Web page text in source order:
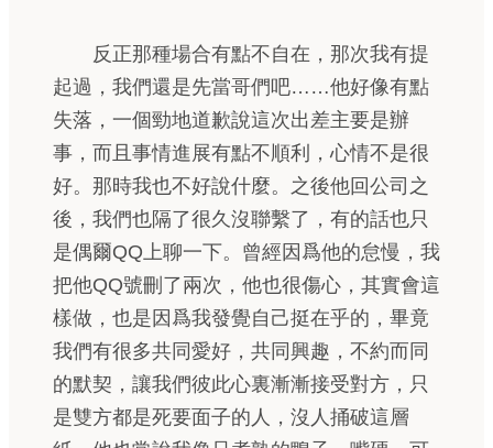
反正那種場合有點不自在，那次我有提
起過，我們還是先當哥們吧……他好像有點
失落，一個勁地道歉說這次出差主要是辦
事，而且事情進展有點不順利，心情不是很
好。那時我也不好說什麼。之後他回公司之
後，我們也隔了很久沒聯繫了，有的話也只
是偶爾QQ上聊一下。曾經因爲他的怠慢，我
把他QQ號刪了兩次，他也很傷心，其實會這
樣做，也是因爲我發覺自己挺在乎的，畢竟
我們有很多共同愛好，共同興趣，不約而同
的默契，讓我們彼此心裏漸漸接受對方，只
是雙方都是死要面子的人，沒人捅破這層